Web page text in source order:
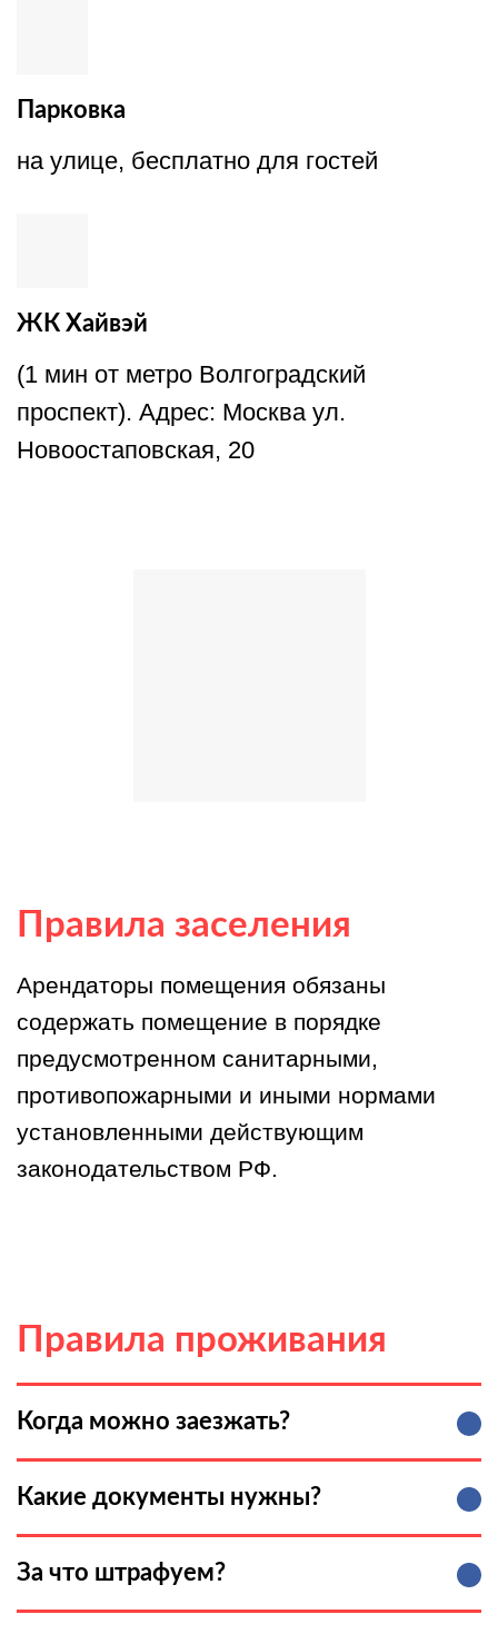
Парковка
на улице, бесплатно для гостей
ЖК Хайвэй
(1 мин от метро Волгоградский
проспект). Адрес: Москва ул.
Новоостаповская, 20
Правила заселения
Арендаторы помещения обязаны
содержать помещение в порядке
предусмотренном санитарными,
противопожарными и иными нормами
установленными действующим
законодательством РФ.
Правила проживания
Когда можно заезжать?
Какие документы нужны?
За что штрафуем?